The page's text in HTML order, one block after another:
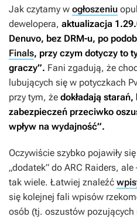
Jak czytamy w ogłoszeniu
dewelopera, aktualizacja
Denuvo, bez DRM-u, po
Finals, przy czym dotyczy to
graczy”. Fani zgadują, że
lubujących się w potyczkach
przy tym, że dokładają
zabezpieczeń przeciwko
wpływ na wydajność”.
Oczywiście szybko pojawiły
„dodatek” do ARC Raiders, ale
tak wiele. Łatwiej znaleźć
się kolejnej fali wpisów
osób (tj. oszustów